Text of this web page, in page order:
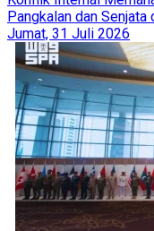
Pangkalan dan Senjata
Jumat, 31 Juli 2026